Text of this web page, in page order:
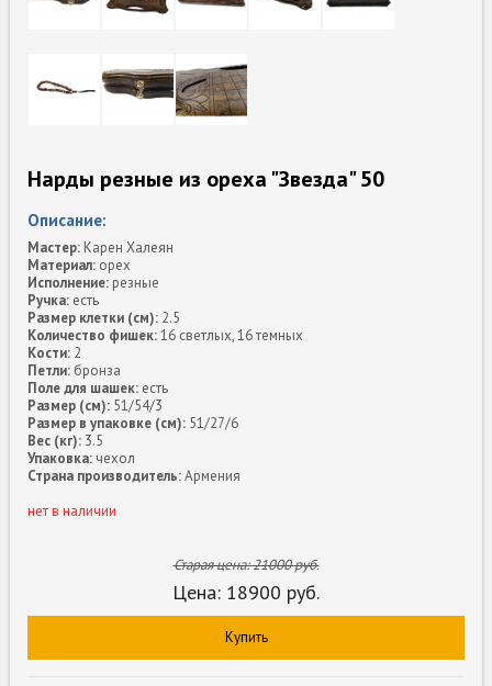
Нарды резные из ореха "Звезда" 50
Описание:
Мастер: Карен Халеян
Материал: орех
Исполнение: резные
Ручка: есть
Размер клетки (см): 2.5
Количество фишек:16 светлых, 16 темных
Кости: 2
Петли: бронза
Поле для шашек: есть
Размер (см): 51/54/3
Размер в упаковке (см): 51/27/6
Вес (кг): 3.5
Упаковка: чехол
Страна производитель:Армения
нет в наличии
Старая цена:21000руб.
Цена: 18900 руб.
Купить